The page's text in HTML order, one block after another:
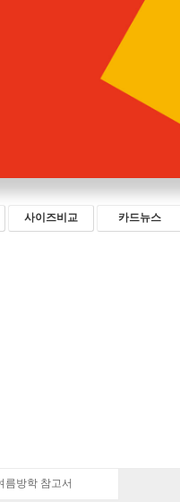
사이즈비교 카드뉴스
름방학 참고서